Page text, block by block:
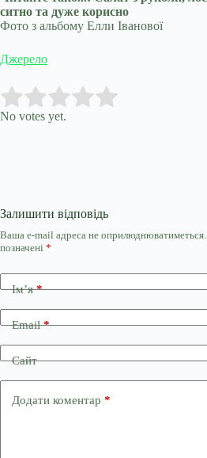
ситно та дуже корисно
Фото з альбому Елли Іванової
Джерело
Rate this item:
No votes yet.
Залишити відповідь
Ваша e-mail адреса не оприлюднюватиметься.
позначені *
Ім’я*
Email*
Сайт
Додати коментар *